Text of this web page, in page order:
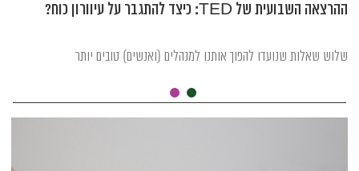
ההרצאה השבועית של TED: כיצד להתגבר על עיוורון כוח?
שלוש שאלות שנועדו להפוך אותנו למנהלים (ואנשים) טובים יותר